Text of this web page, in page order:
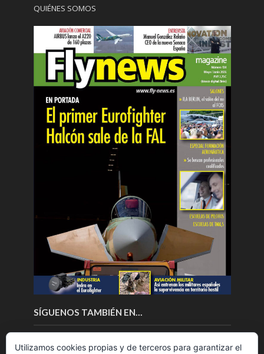
QUIÉNES SOMOS
SÍGUENOS TAMBIÉN EN…
Utilizamos cookies propias y de terceros para garantizar el